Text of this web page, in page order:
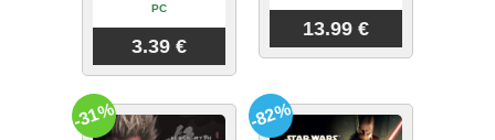
PC
3.39 €
13.99 €
-31% -82%